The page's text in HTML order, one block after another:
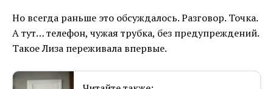
Но всегда раньше это обсуждалось. Разговор. Точка.
А тут… телефон, чужая трубка, без предупреждений.
Такое Лиза переживала впервые.